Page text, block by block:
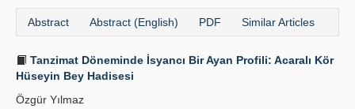
Abstract Abstract (English) PDF Similar Articles
Tanzimat Döneminde İsyancı Bir Ayan Profili: Acaralı Kör
Hüseyin Bey Hadisesi
Özgür Yılmaz